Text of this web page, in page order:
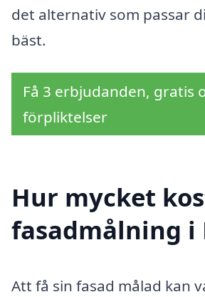
det alternativ som passar
bäst.
Få 3 erbjudanden, gratis
förpliktelser
Hur mycket
fasadmålning i
Att få sin fasad målad kan